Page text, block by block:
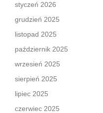
styczeń 2026
grudzień 2025
listopad 2025
październik 2025
wrzesień 2025
sierpień 2025
lipiec 2025
czerwiec 2025